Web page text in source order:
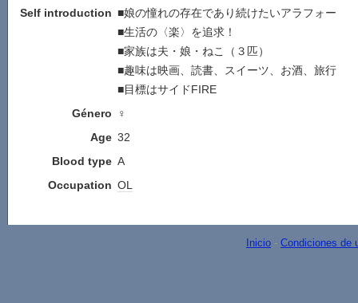
Self introduction ■娘の憧れの存在であり続けたいアラフォー
■生活の〈楽〉を追求！
■家族は夫・娘・ねこ（３匹）
■趣味は映画、読書、スイーツ、お酒、旅行
■目標はサイドFIRE
Género
♀
Age 32
Blood type A
Occupation OL
Inicio - Condiciones de